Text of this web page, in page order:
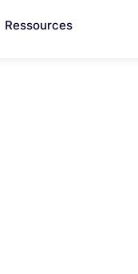
Ressources